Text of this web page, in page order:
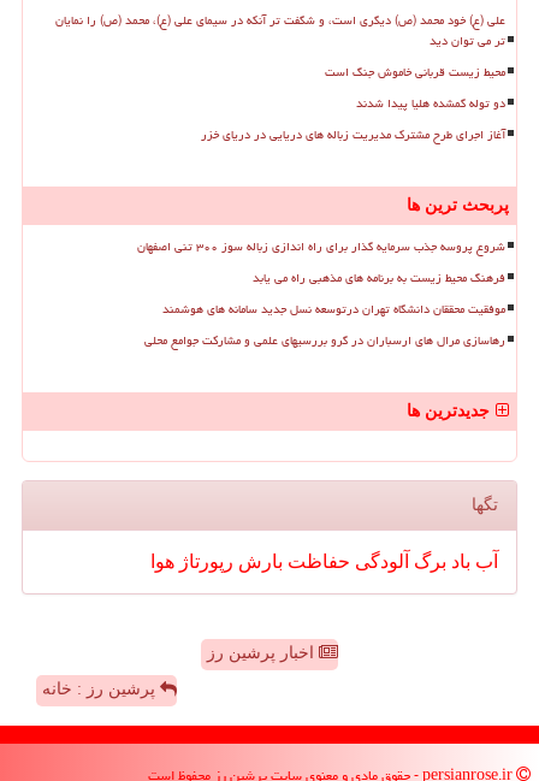
علی (ع) خود محمد (ص) دیگری است، و شگفت تر آنکه در سیمای علی (ع)، محمد (ص) را نمایان
تر می توان دید
محیط زیست قربانی خاموش جنگ است
دو توله گمشده هلیا پیدا شدند
آغاز اجرای طرح مشترک مدیریت زباله های دریایی در دریای خزر
پربحث ترین ها
شروع پروسه جذب سرمایه گذار برای راه اندازی زباله سوز ۳۰۰ تنی اصفهان
فرهنگ محیط زیست به برنامه های مذهبی راه می یابد
موفقیت محققان دانشگاه تهران درتوسعه نسل جدید سامانه های هوشمند
رهاسازی مرال های ارسباران در گرو بررسیهای علمی و مشارکت جوامع محلی
جدیدترین ها
تگها
آب باد برگ آلودگی حفاظت بارش رپورتاژ هوا
اخبار پرشین رز
پرشین رز : خانه